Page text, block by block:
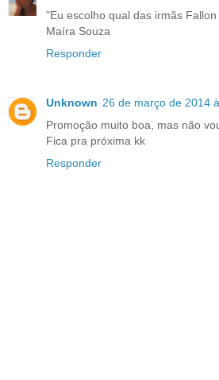
"Eu escolho qual das irmãs
Maíra Souza
Responder
Unknown 26 de março de 2014
Promoção muito boa, mas não
Fica pra próxima kk
Responder